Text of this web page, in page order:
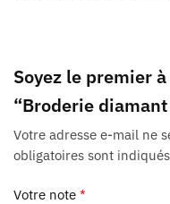
Soyez le premier
“Broderie
Votre adresse e-mail ne
obligatoires sont
Votre note *